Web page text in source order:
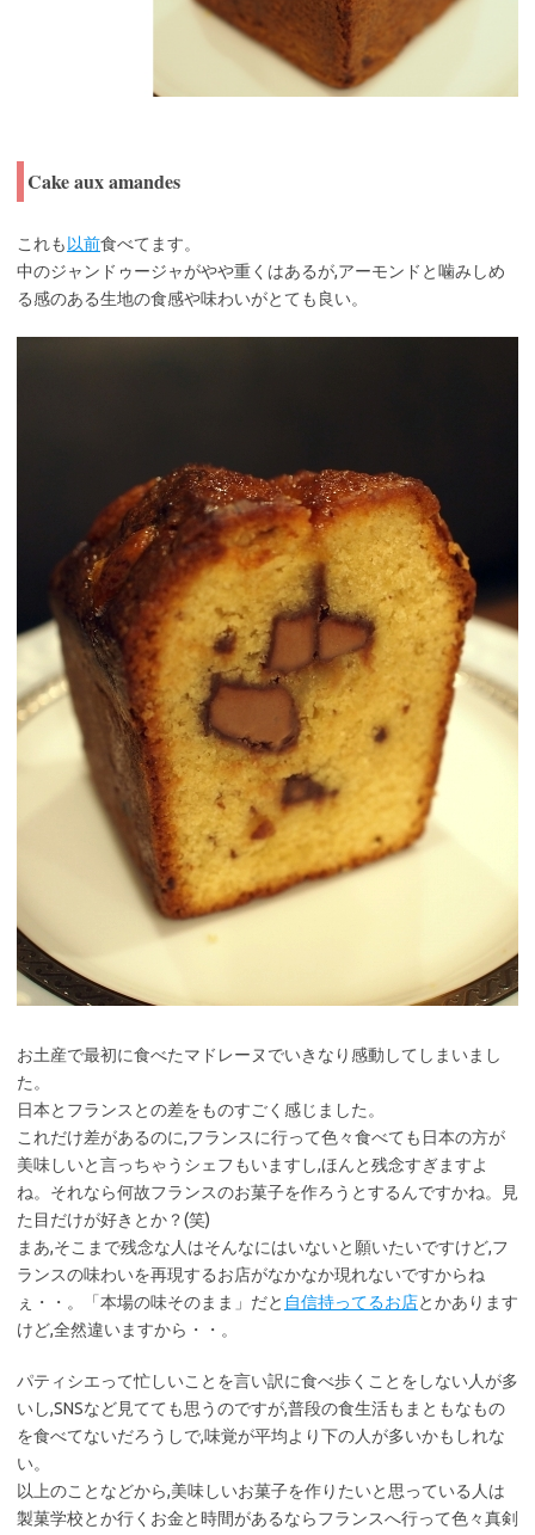
Cake aux amandes
これも 以前食べてます。
中のジャンドゥージャがやや重くはあるが,アーモンドと噛みしめ
る感のある生地の食感や味わいがとても良い。
お土産で最初に食べたマドレーヌでいきなり感動してしまいまし
た。
日本とフランスとの差をものすごく感じました。
これだけ差があるのに,フランスに行って色々食べても日本の方が
美味しいと言っちゃうシェフもいますし,ほんと残念すぎますよ
ね。それなら何故フランスのお菓子を作ろうとするんですかね。見
た目だけが好きとか？(笑)
まあ,そこまで残念な人はそんなにはいないと願いたいですけど,フ
ランスの味わいを再現するお店がなかなか現れないですからね
ぇ・・。「本場の味そのまま」だと 自信持ってるお店とかあります
けど,全然違いますから・・。
パティシエって忙しいことを言い訳に食べ歩くことをしない人が多
いし,SNSなど見てても思うのですが,普段の食生活もまともなもの
を食べてないだろうしで,味覚が平均より下の人が多いかもしれな
い。
以上のことなどから,美味しいお菓子を作りたいと思っている人は
製菓学校とか行くお金と時間があるならフランスへ行って色々真剣